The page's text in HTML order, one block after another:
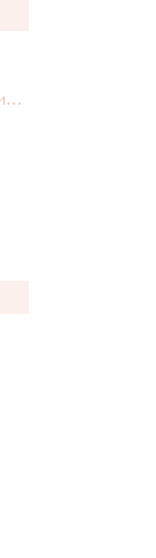
Лунный календарь — стрижек